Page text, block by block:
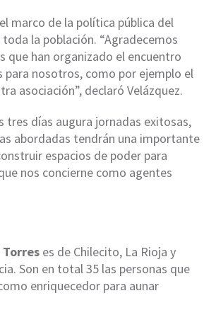
marco de la política pública del
la población. “Agradecemos
que han organizado el encuentro
nosotros, como por ejemplo el
asociación”, declaró Velázquez.
días augura jornadas exitosas,
abordadas tendrán una importante
espacios de poder para
nos concierne como agentes
es de Chilecito, La Rioja y
Son en total 35 las personas que
enriquecedor para aunar